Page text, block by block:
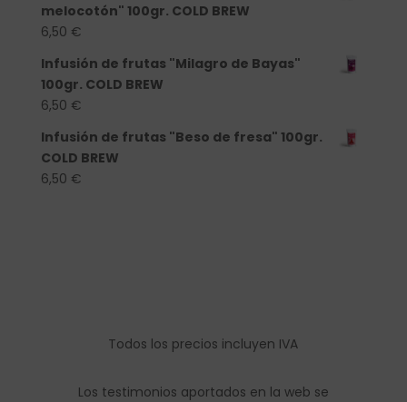
melocotón" 100gr. COLD BREW
6,50 €
Infusión de frutas "Milagro de Bayas"
100gr. COLD BREW
6,50 €
Infusión de frutas "Beso de fresa" 100gr.
COLD BREW
6,50 €
Todos los precios incluyen IVA
Los testimonios aportados en la web se